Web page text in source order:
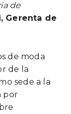
de
Gerenta de
de moda
de la
sede a la
por